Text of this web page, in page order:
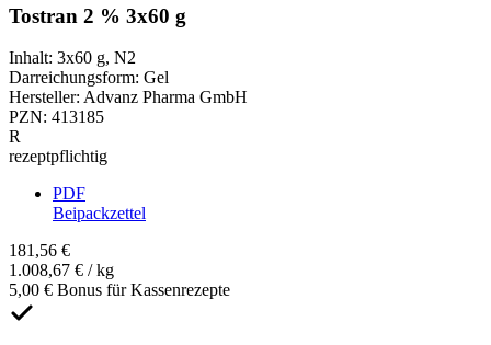
Tostran 2 % 3x60 g
Inhalt: 3x60 g, N2
Darreichungsform: Gel
Hersteller: Advanz Pharma GmbH
PZN: 413185
R
rezeptpflichtig
PDF
Beipackzettel
181,56 €
1.008,67 € / kg
5,00 € Bonus für Kassenrezepte